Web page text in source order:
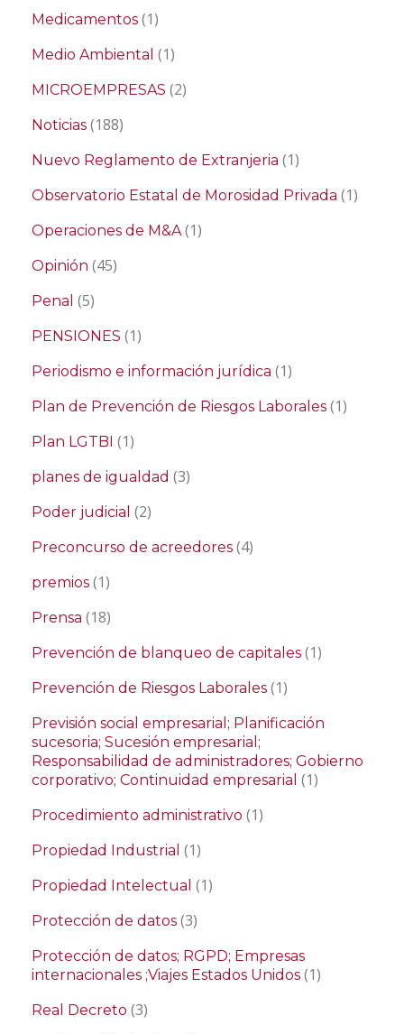
Medicamentos (1)
Medio Ambiental (1)
MICROEMPRESAS (2)
Noticias (188)
Nuevo Reglamento de Extranjeria (1)
Observatorio Estatal de Morosidad Privada (1)
Operaciones de M&A(1)
Opinión (45)
Penal (5)
PENSIONES (1)
Periodismo e información jurídica (1)
Plan de Prevención de Riesgos Laborales (1)
Plan LGTBI (1)
planes de igualdad (3)
Poder judicial (2)
Preconcurso de acreedores (4)
premios (1)
Prensa (18)
Prevención de blanqueo de capitales (1)
Prevención de Riesgos Laborales (1)
Previsión social empresarial; Planificación
sucesoria; Sucesión empresarial;
Responsabilidad de administradores; Gobierno
corporativo; Continuidad empresarial (1)
Procedimiento administrativo (1)
Propiedad Industrial (1)
Propiedad Intelectual (1)
Protección de datos (3)
Protección de datos; RGPD; Empresas
internacionales ;Viajes Estados Unidos (1)
Real Decreto (3)